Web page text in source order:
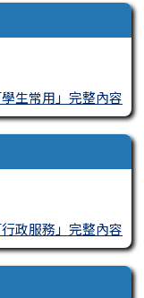
生常用」完整內容
政服務」完整內容